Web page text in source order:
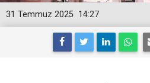
14:27
31 Temmuz 2025